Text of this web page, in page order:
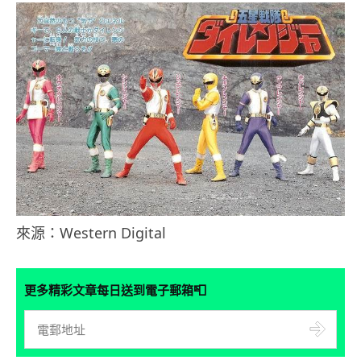
來源：Western Digital
更多精彩文章每日送到電子郵箱📮